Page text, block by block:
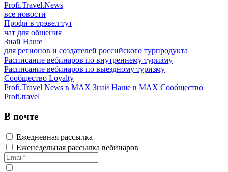
Profi.Travel.News
все новости
Профи в трэвел тут
чат для общения
Знай Наше
для регионов и создателей российского турпродукта
Расписание вебинаров по внутреннему туризму
Расписание вебинаров по выездному туризму
Сообщество Loyalty
Profi.Travel News в MAX Знай Наше в MAX Сообщество
Profi.travel
В почте
Ежедневная рассылка
Еженедельная рассылка вебинаров